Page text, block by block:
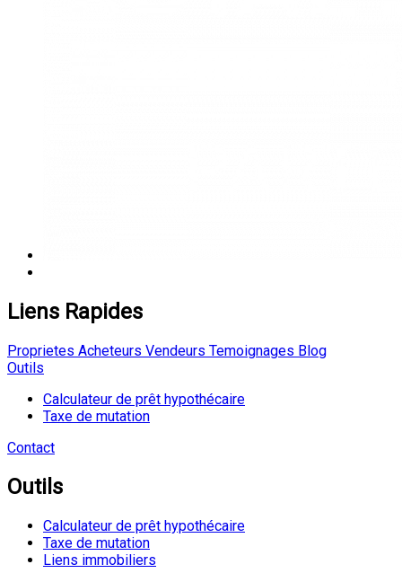
Liens Rapides
Proprietes Acheteurs Vendeurs Temoignages Blog
Outils
Calculateur de prêt hypothécaire
Taxe de mutation
Contact
Outils
Calculateur de prêt hypothécaire
Taxe de mutation
Liens immobiliers